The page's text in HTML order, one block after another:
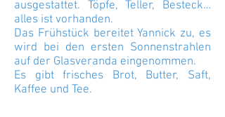
ausgestattet. Töpfe, Teller, Besteck…
alles ist vorhanden.
Das Frühstück bereitet Yannick zu, es
wird bei den ersten Sonnenstrahlen
auf der Glasveranda eingenommen.
Es gibt frisches Brot, Butter, Saft,
Kaffee und Tee.